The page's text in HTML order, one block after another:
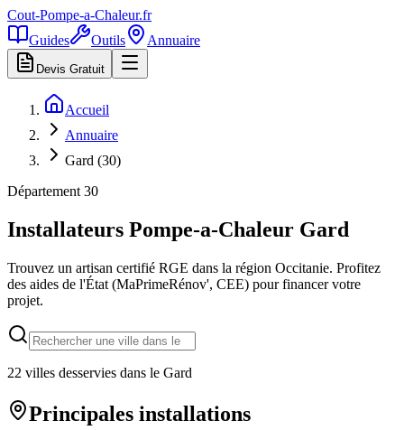
Cout-Pompe-a-Chaleur.fr
Guides
Outils Annuaire
Devis Gratuit
Accueil
Annuaire
Gard (30)
Département 30
Installateurs Pompe-a-Chaleur Gard
Trouvez un artisan certifié RGE dans la région Occitanie. Profitez
des aides de l'État (MaPrimeRénov', CEE) pour financer votre
projet.
22 villes desservies dans le Gard
Principales installations